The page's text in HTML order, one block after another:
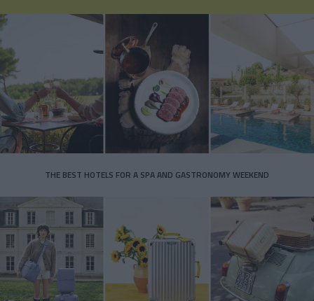
THE BEST HOTELS FOR A SPA AND GASTRONOMY WEEKEND